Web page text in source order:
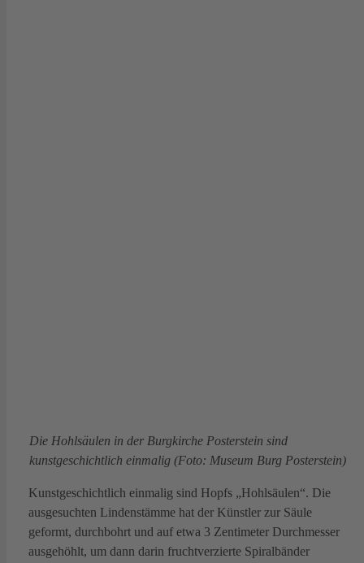
Die Hohlsäulen in der Burgkirche Posterstein sind
kunstgeschichtlich einmalig (Foto: Museum Burg Posterstein)
Kunstgeschichtlich einmalig sind Hopfs „Hohlsäulen“. Die
ausgesuchten Lindenstämme hat der Künstler zur Säule
geformt, durchbohrt und auf etwa 3 Zentimeter Durchmesser
ausgehöhlt, um dann darin fruchtverzierte Spiralbänder